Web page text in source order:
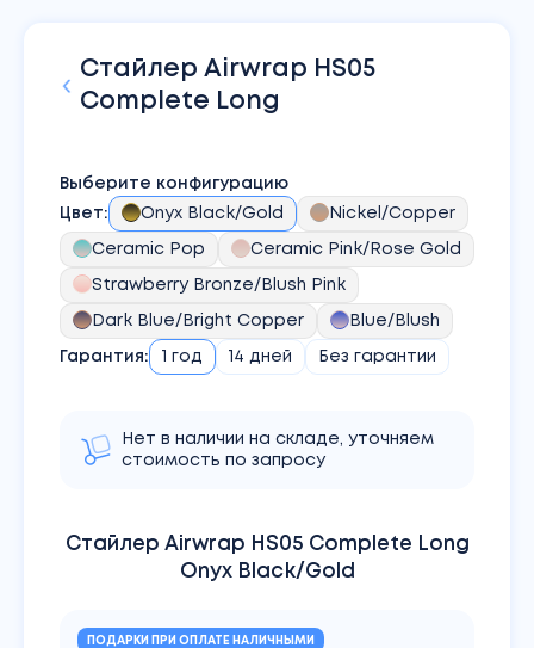
Стайлер Airwrap HS05
Complete Long
Стайлер Airwrap HS05 Complete Long
Onyx Black/Gold
Выберите конфигурацию
Цвет: Onyx Black/Gold Nickel/Copper
Ceramic Pop Ceramic Pink/Rose Gold
Strawberry Bronze/Blush Pink
Dark Blue/Bright Copper Blue/Blush
Гарантия: 1 год 14 дней Без гарантии
Нет в наличии на складе, уточняем
стоимость по запросу
ПОДАРКИ ПРИ ОПЛАТЕ НАЛИЧНЫМИ